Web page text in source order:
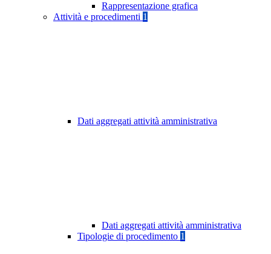
Rappresentazione grafica
Attività e procedimenti 1
Dati aggregati attività amministrativa
Dati aggregati attività amministrativa
Tipologie di procedimento 1